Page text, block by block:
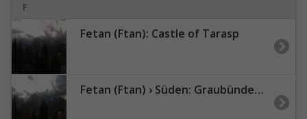
F
Fetan (Ftan): Castle of Tarasp
Fetan (Ftan) › Süden: Graubünden, Schweiz